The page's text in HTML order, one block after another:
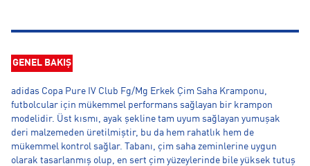
GENEL BAKIŞ
adidas Copa Pure IV Club Fg/Mg Erkek Çim Saha Kramponu,
futbolcular için mükemmel performans sağlayan bir krampon
modelidir. Üst kısmı, ayak şekline tam uyum sağlayan yumuşak
deri malzemeden üretilmiştir, bu da hem rahatlık hem de
mükemmel kontrol sağlar. Tabanı, çim saha zeminlerine uygun
olarak tasarlanmış olup, en sert çim yüzeylerinde bile yüksek tutuş